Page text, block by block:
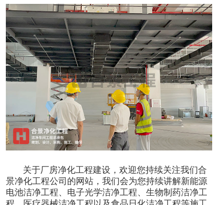
关于厂房净化工程建设，欢迎您持续关注我们合
景净化工程公司的网站，我们会为您持续讲解新能源
电池洁净工程、 电子光学洁净工程、 生物制药洁净工